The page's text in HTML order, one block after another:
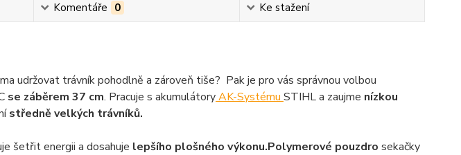
Komentáře 0 Ke stažení
udržovat trávník pohodlně a zároveň tiše? Pak je pro vás správnou volbou
se záběrem 37 cm. Pracuje s akumulátoryAK-Systému STIHL a zaujme nízkou
středně velkých trávníků.
šetřit energii a dosahuje lepšího plošného výkonu.Polymerové pouzdro sekačky